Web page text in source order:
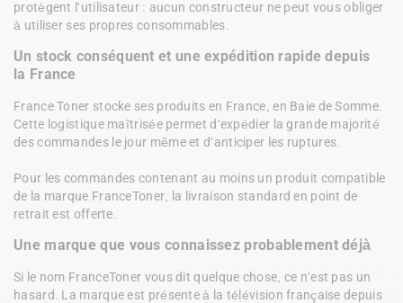
protègent l'utilisateur : aucun constructeur ne peut vous obliger
à utiliser ses propres consommables.
Un stock conséquent et une expédition rapide depuis
la France
France Toner stocke ses produits en France, en Baie de Somme.
Cette logistique maîtrisée permet d'expédier la grande majorité
des commandes le jour même et d'anticiper les ruptures.
Pour les commandes contenant au moins un produit compatible
de la marque FranceToner, la livraison standard en point de
retrait est offerte.
Une marque que vous connaissez probablement déjà
Si le nom FranceToner vous dit quelque chose, ce n'est pas un
hasard. La marque est présente à la télévision française depuis